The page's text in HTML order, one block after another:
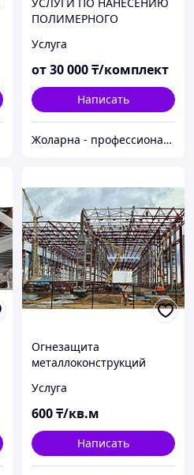
ПОЛИМЕРНОГО
Услуга
от30 000₸/комплект
Написать
Жоларна - профессионализм, качество, безопасность и мобильность
Огнезащита
металлоконструкций
Услуга
600₸/кв.м
Написать